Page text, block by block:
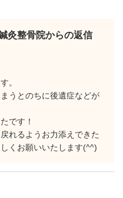
灸整骨院からの返信
。
うとのちに後遺症などが
です！
れるようお力添えできた
くお願いいたします(^^)